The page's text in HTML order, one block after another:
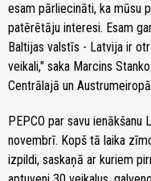
esam pārliecināti, ka mūsu
patērētāju interesi. Esam
Baltijas valstīs - Latvija ir
veikali," saka Marcins Stanko
Centrālajā un
PEPCO par savu
novembrī. Kopš tā laika
izpildi, saskaņā ar kuriem